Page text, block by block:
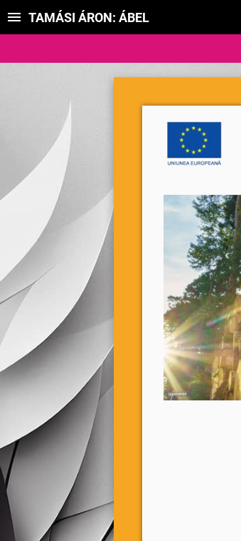
TAMÁSI ÁRON: ÁBEL